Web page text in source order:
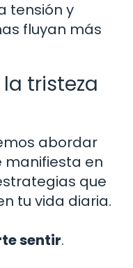
tensión y
fluyan más
tristeza
abordar
manifiesta en
que
tu vida diaria.
sentir.